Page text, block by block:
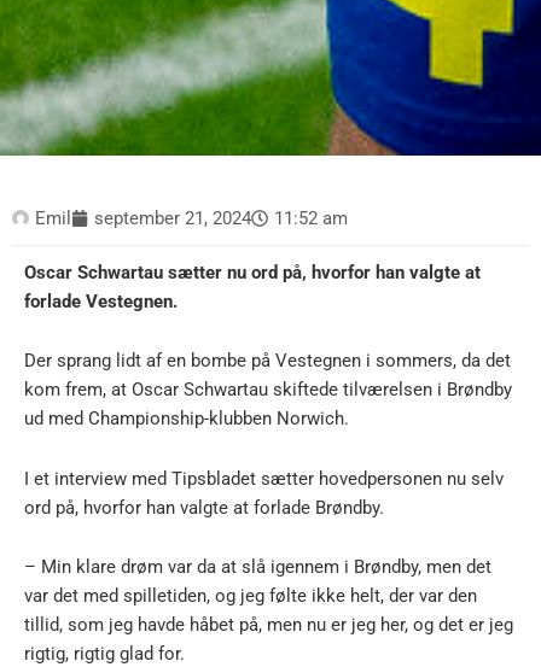
Emil september 21, 2024 11:52 am
Oscar Schwartau sætter nu ord på, hvorfor han valgte at
forlade Vestegnen.
Der sprang lidt af en bombe på Vestegnen i sommers, da det
kom frem, at Oscar Schwartau skiftede tilværelsen i Brøndby
ud med Championship-klubben Norwich.
I et interview med Tipsbladet sætter hovedpersonen nu selv
ord på, hvorfor han valgte at forlade Brøndby.
– Min klare drøm var da at slå igennem i Brøndby, men det
var det med spilletiden, og jeg følte ikke helt, der var den
tillid, som jeg havde håbet på, men nu er jeg her, og det er jeg
rigtig, rigtig glad for.